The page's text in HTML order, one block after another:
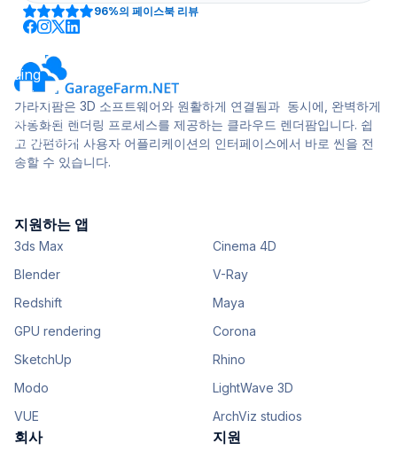
96%의 페이스북 리뷰
가라지팜은 3D 소프트웨어와 원활하게 연결됨과 동시에, 완벽하게
자동화된 렌더링 프로세스를 제공하는 클라우드 렌더팜입니다. 쉽
고 간편하게 사용자 어플리케이션의 인터페이스에서 바로 씬을 전
송할 수 있습니다.
지원하는 앱
3ds Max
Cinema 4D
Blender
V-Ray
Redshift
Maya
GPU rendering
Corona
SketchUp
Rhino
Modo
LightWave 3D
VUE
ArchViz studios
회사 지원